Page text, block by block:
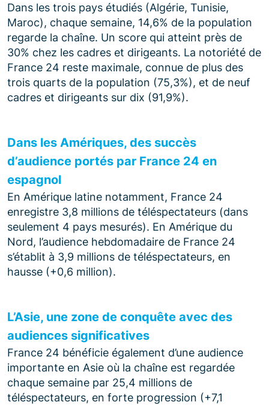
Dans les trois pays étudiés (Algérie, Tunisie,
Maroc), chaque semaine, 14,6% de la population
regarde la chaîne. Un score qui atteint près de
30% chez les cadres et dirigeants. La notoriété de
France 24 reste maximale, connue de plus des
trois quarts de la population (75,3%), et de neuf
cadres et dirigeants sur dix (91,9%).
Dans les Amériques, des succès
d’audience portés par France 24 en
espagnol
En Amérique latine notamment, France 24
enregistre 3,8 millions de téléspectateurs (dans
seulement 4 pays mesurés). En Amérique du
Nord, l’audience hebdomadaire de France 24
s’établit à 3,9 millions de téléspectateurs, en
hausse (+0,6 million).
L’Asie, une zone de conquête avec des
audiences significatives
France 24 bénéficie également d’une audience
importante en Asie où la chaîne est regardée
chaque semaine par 25,4 millions de
téléspectateurs, en forte progression (+7,1